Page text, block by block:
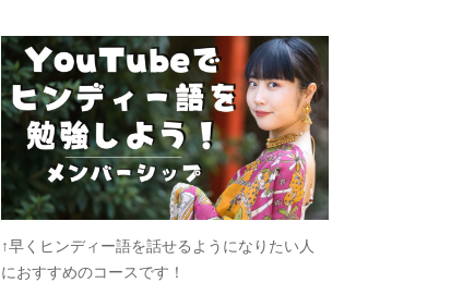
↑早くヒンディー語を話せるようになりたい人
におすすめのコースです！